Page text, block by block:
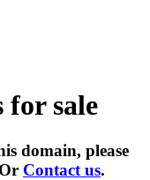
sale
domain, please
Contact us.